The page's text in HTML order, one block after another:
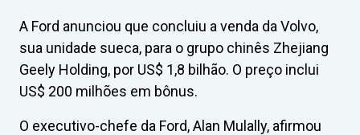
A Ford anunciou que concluiu a venda da Volvo,
sua unidade sueca, para o grupo chinês Zhejiang
Geely Holding, por US$ 1,8 bilhão. O preço inclui
US$ 200 milhões em bônus.
O executivo-chefe da Ford, Alan Mulally, afirmou